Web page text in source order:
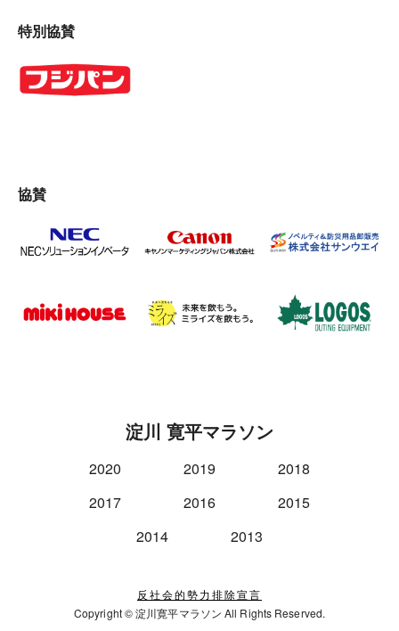
特別協賛
協賛
淀川 寛平マラソン
2020 2019
2018
2017
2016
2015
2014
2013
反社会的勢力排除宣言
Copyright © 淀川寛平マラソン All Rights Reserved.